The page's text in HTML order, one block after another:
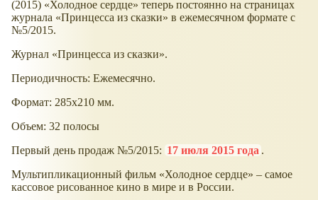
(2015) «Холодное сердце» теперь постоянно на страницах
журнала «Принцесса из сказки» в ежемесячном формате с
№5/2015.
Журнал «Принцесса из сказки».
Периодичность: Ежемесячно.
Формат: 285х210 мм.
Объем: 32 полосы
Первый день продаж №5/2015: 17 июля 2015 года .
Мультипликационный фильм «Холодное сердце» – самое
кассовое рисованное кино в мире и в России.